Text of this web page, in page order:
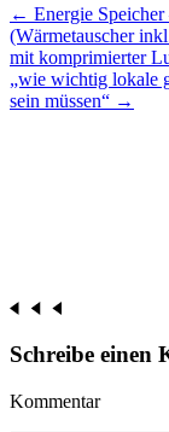
Beitrags-
Navigation
← Energie
(Wärmetauscher
mit komprimierter
„wie wichtig lokale
sein müssen“ →
Schreibe einen
Kommentar